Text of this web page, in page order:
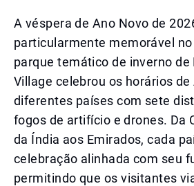
A véspera de Ano Novo de
particularmente memorável
parque temático de inverno de
Village celebrou os horários de
diferentes países com sete
fogos de artifício e drones. Da
da Índia aos Emirados, cada
celebração alinhada com seu
permitindo que os visitantes